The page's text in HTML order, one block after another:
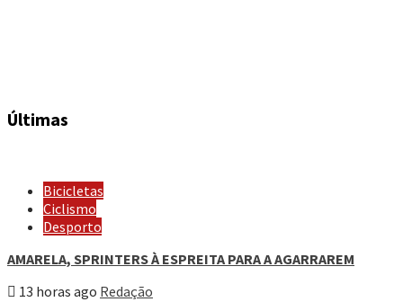
Últimas
Bicicletas
Ciclismo
Desporto
AMARELA, SPRINTERS À ESPREITA PARA A AGARRAREM
13 horas ago Redação